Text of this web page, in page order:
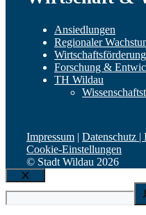
Ansiedlungen
Regionaler
Wirtschaftsförderung
Forschung &
TH Wildau
Impressum Datenschutz |
Cookie-Einstellungen
© Stadt Wildau 2026
Schließen